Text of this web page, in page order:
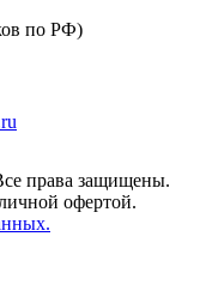
по РФ)
права защищены.
офертой.